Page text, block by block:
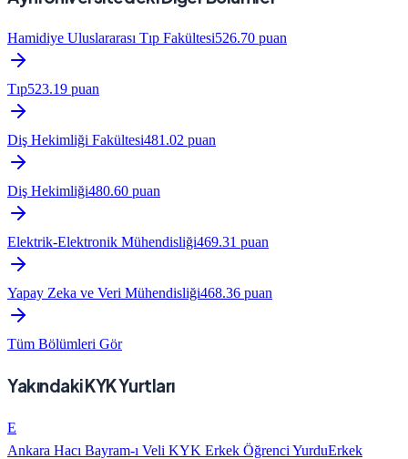
Hamidiye Uluslararası Tıp Fakültesi526.70 puan
Tıp523.19 puan
Diş Hekimliği Fakültesi481.02 puan
Diş Hekimliği480.60 puan
Elektrik-Elektronik Mühendisliği469.31 puan
Yapay Zeka ve Veri Mühendisliği468.36 puan
Tüm Bölümleri Gör
Yakındaki KYK Yurtları
E
Ankara Hacı Bayram-ı Veli KYK Erkek Öğrenci YurduErkek